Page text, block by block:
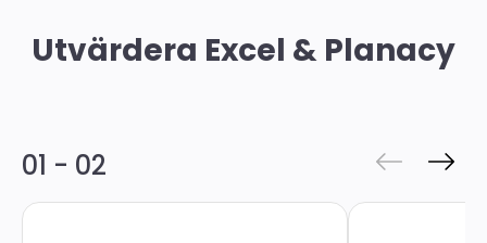
Utvärdera Excel & Planacy
01 - 02